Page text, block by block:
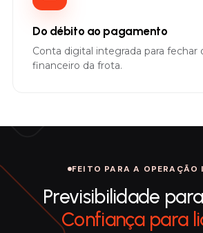
Do débito ao pagamento
Conta digital integrada para fechar
financeiro da frota.
FEITO PARA A OPERAÇÃO
Previsibilidade
Confiança para